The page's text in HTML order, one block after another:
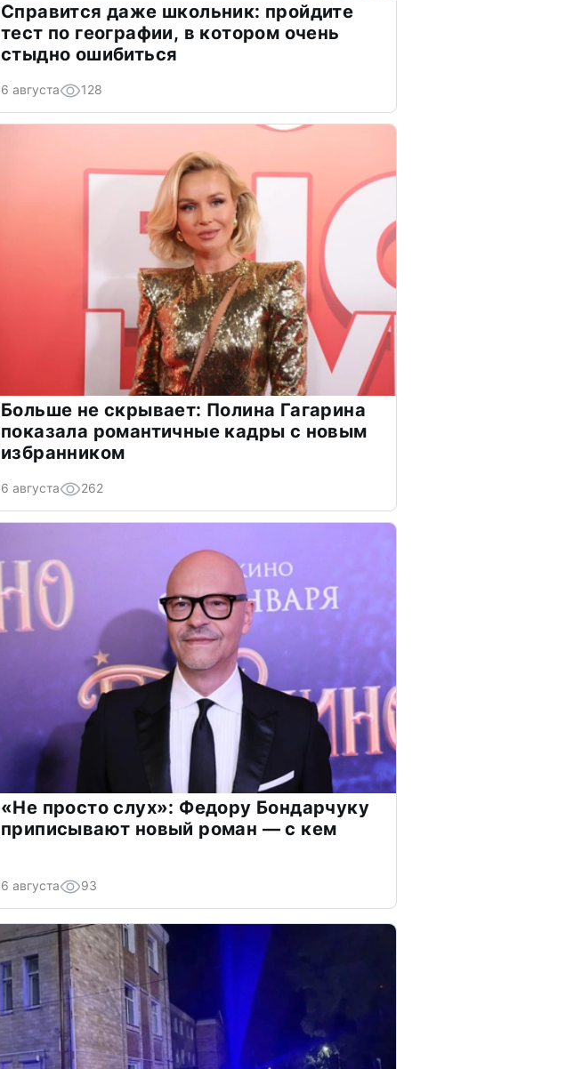
Справится даже школьник: пройдите
тест по географии, в котором очень
стыдно ошибиться
6 августа 128
Больше не скрывает: Полина Гагарина
показала романтичные кадры с новым
избранником
6 августа 262
«Не просто слух»: Федору Бондарчуку
приписывают новый роман — с кем
6 августа 93